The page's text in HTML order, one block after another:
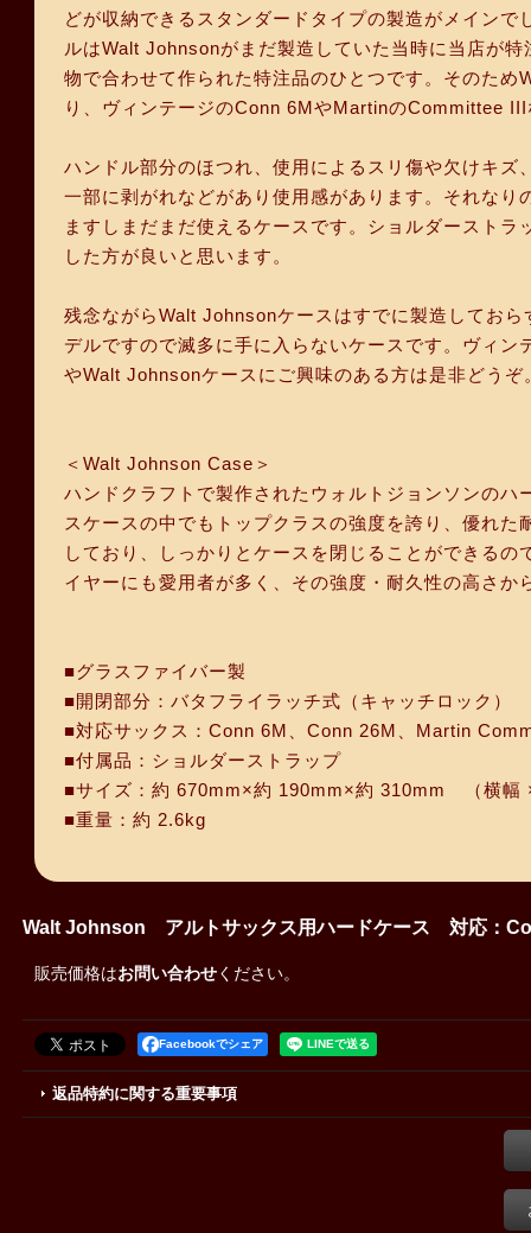
どが収納できるスタンダードタイプの製造がメイン
ルはWalt Johnsonがまだ製造していた当時に当店が
物で合わせて作られた特注品のひとつです。そのた
り、ヴィンテージのConn 6MやMartinのCommittee
ハンドル部分のほつれ、使用によるスリ傷や欠けキ
一部に剥がれなどがあり使用感があります。それな
ますしまだまだ使えるケースです。ショルダースト
した方が良いと思います。
残念ながらWalt Johnsonケースはすでに製造してお
デルですので滅多に手に入らないケースです。ヴィ
やWalt Johnsonケースにご興味のある方は是非どう
＜Walt Johnson Case＞
ハンドクラフトで製作されたウォルトジョンソンの
スケースの中でもトップクラスの強度を誇り、優れ
しており、しっかりとケースを閉じることができる
イヤーにも愛用者が多く、その強度・耐久性の高さ
■グラスファイバー製
■開閉部分：バタフライラッチ式（キャッチロック）
■対応サックス：Conn 6M、Conn 26M、Martin
■付属品：ショルダーストラップ
■サイズ：約 670mm×約 190mm×約 310mm （横幅
■重量：約 2.6kg
Walt Johnson アルトサックス用ハードケース 対応：
販売価格はお問い合わせください。
Facebookでシェア
返品特約に関する重要事項